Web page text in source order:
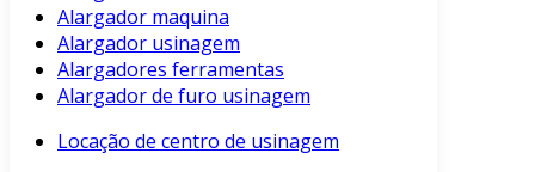
Alargador maquina
Alargador usinagem
Alargadores ferramentas
Alargador de furo usinagem
Locação de centro de usinagem